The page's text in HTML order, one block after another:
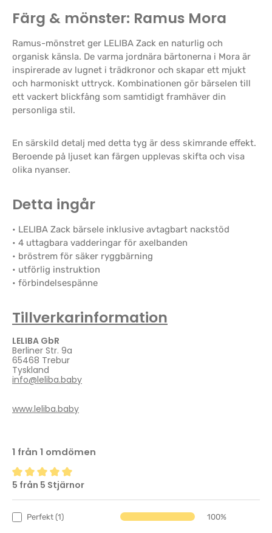
Färg & mönster: Ramus Mora
Ramus-mönstret ger LELIBA Zack en naturlig och
organisk känsla. De varma jordnära bärtonerna i Mora är
inspirerade av lugnet i trädkronor och skapar ett mjukt
och harmoniskt uttryck. Kombinationen gör bärselen till
ett vackert blickfång som samtidigt framhäver din
personliga stil.
En särskild detalj med detta tyg är dess skimrande effekt.
Beroende på ljuset kan färgen upplevas skifta och visa
olika nyanser.
Detta ingår
• LELIBA Zack bärsele inklusive avtagbart nackstöd
• 4 uttagbara vadderingar för axelbanden
• bröstrem för säker ryggbärning
• utförlig instruktion
• förbindelsespänne
Tillverkarinformation
LELIBA GbR
Berliner Str. 9a
65468 Trebur
Tyskland
info@leliba.baby
www.leliba.baby
1 från 1 omdömen
Genomsnittligt betyg på 5 av 5 stjärnor
5 från 5 Stjärnor
Perfekt (1) 100%